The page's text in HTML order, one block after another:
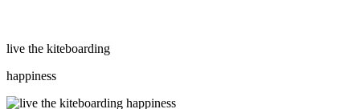
live the kiteboarding
happiness